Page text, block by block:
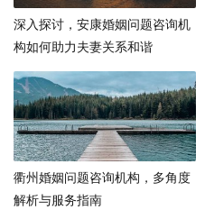
深入探讨，安康婚姻问题咨询机
构如何助力夫妻关系和谐
衢州婚姻问题咨询机构，多角度
解析与服务指南